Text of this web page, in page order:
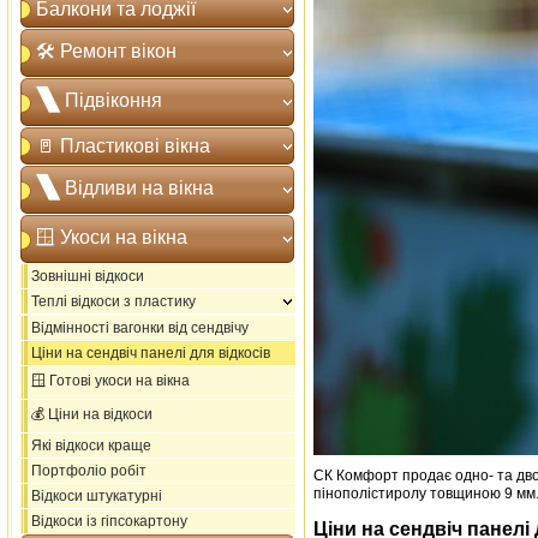
Балкони та лоджії
🛠️ Ремонт вікон
🙽 Підвіконня
🚪 Пластикові вікна
🙽 Відливи на вікна
🪟 Укоси на вікна
Зовнішні відкоси
Теплі відкоси з пластику
Відмінності вагонки від сендвічу
Ціни на сендвіч панелі для відкосів
🪟 Готові укоси на вікна
💰 Ціни на відкоси
Які відкоси краще
Портфоліо робіт
Відкоси штукатурні
Відкоси із гіпсокартону
СК Комфорт продає одно- та
пінополістиролу товщиною 9 мм.
Ціни на сендвіч